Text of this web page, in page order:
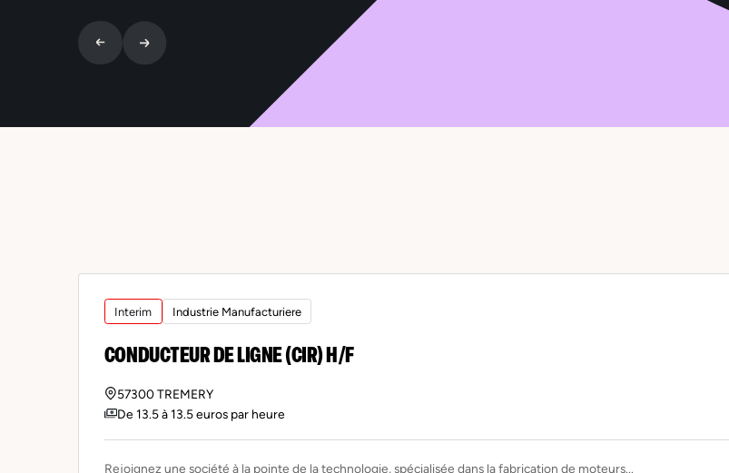
Interim Industrie Manufacturiere
CONDUCTEUR DE LIGNE (CIR) H/F
57300 TREMERY
De 13.5 à 13.5 euros par heure
Rejoignez une société à la pointe de la technologie, spécialisée dans la fabrication de moteurs...